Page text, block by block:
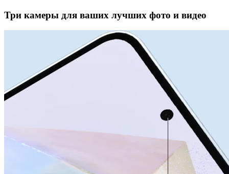
Три камеры для ваших лучших фото и видео